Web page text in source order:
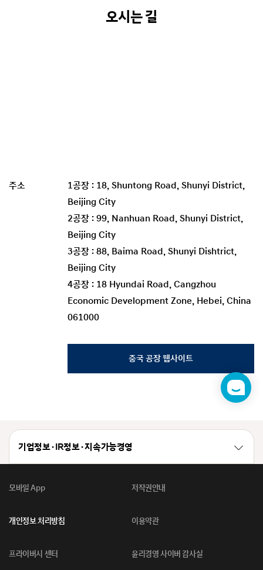
오시는 길
주소
1공장 : 18, Shuntong Road, Shunyi District,
Beijing City
2공장 : 99, Nanhuan Road, Shunyi District,
Beijing City
3공장 : 88, Baima Road, Shunyi Dishtrict,
Beijing City
4공장 : 18 Hyundai Road, Cangzhou
Economic Development Zone, Hebei, China
061000
중국 공장 웹사이트
챗
봇
기업정보 · IR정보 · 지속가능경영
모바일 App 저작권안내
개인정보 처리방침 이용약관
프라이버시 센터 윤리경영 사이버 감사실